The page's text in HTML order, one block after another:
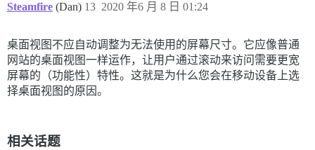
Steamfire (Dan) 2020 年6 月 8 日 01:24
13
桌面视图不应自动调整为无法使用的屏幕尺寸。它应像普通
网站的桌面视图一样运作，让用户通过滚动来访问需要更宽
屏幕的（功能性）特性。这就是为什么您会在移动设备上选
择桌面视图的原因。
相关话题